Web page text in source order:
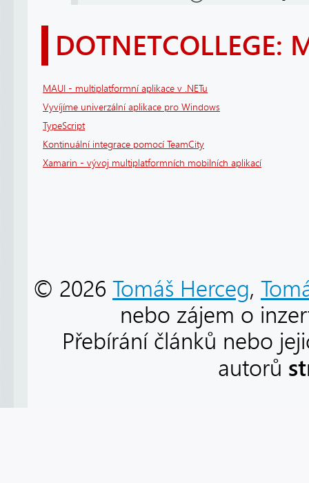
DOTNETCOLLEGE:
MAUI - multiplatformní aplikace v .NETu
Vyvíjíme univerzální aplikace pro Windows
TypeScript
Kontinuální integrace pomocí TeamCity
Xamarin - vývoj multiplatformních mobilních aplikací
© 2026 Tomáš Herceg,
nebo zájem o
Přebírání článků nebo
autorů